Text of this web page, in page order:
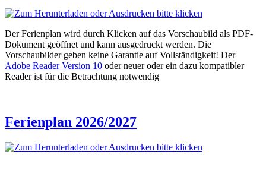
Der Ferienplan wird durch Klicken auf das Vorschaubild als PDF-
Dokument geöffnet und kann ausgedruckt werden. Die
Vorschaubilder geben keine Garantie auf Vollständigkeit! Der
Adobe Reader Version 10 oder neuer oder ein dazu kompatibler
Reader ist für die Betrachtung notwendig
Ferienplan 2026/2027